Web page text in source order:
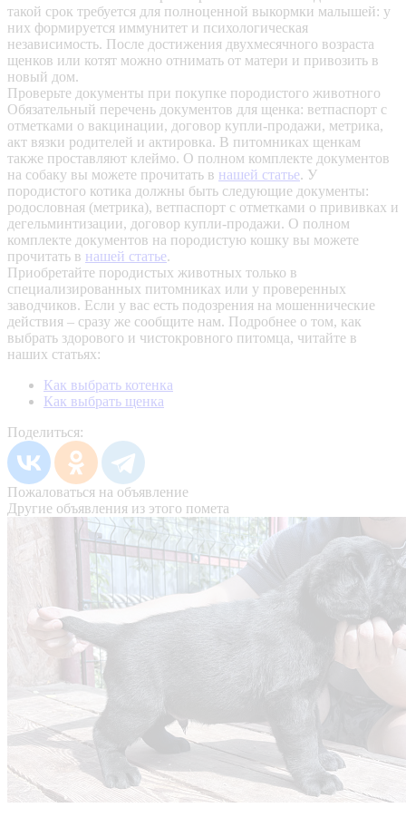
такой срок требуется для полноценной выкормки малышей: у
них формируется иммунитет и психологическая
независимость. После достижения двухмесячного возраста
щенков или котят можно отнимать от матери и привозить в
новый дом.
Проверьте документы при покупке породистого животного
Обязательный перечень документов для щенка: ветпаспорт с
отметками о вакцинации, договор купли-продажи, метрика,
акт вязки родителей и актировка. В питомниках щенкам
также проставляют клеймо. О полном комплекте документов
на собаку вы можете прочитать в нашей статье. У
породистого котика должны быть следующие документы:
родословная (метрика), ветпаспорт с отметками о прививках и
дегельминтизации, договор купли-продажи. О полном
комплекте документов на породистую кошку вы можете
прочитать в нашей статье.
Приобретайте породистых животных только в
специализированных питомниках или у проверенных
заводчиков. Если у вас есть подозрения на мошеннические
действия – сразу же сообщите нам. Подробнее о том, как
выбрать здорового и чистокровного питомца, читайте в
наших статьях:
Как выбрать котенка
Как выбрать щенка
Поделиться:
Пожаловаться на объявление
Другие объявления из этого помета